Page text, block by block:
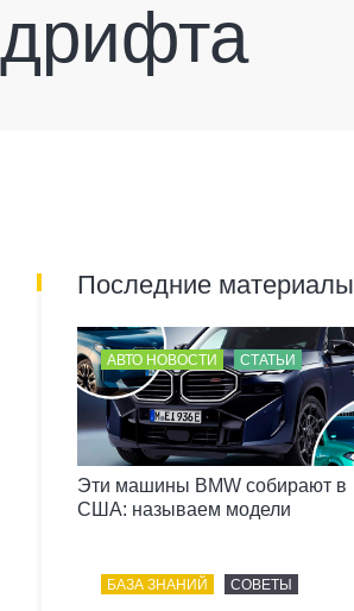
Последние материалы
АВТО НОВОСТИ СТАТЬИ
Эти машины BMW собирают в
США: называем модели
БАЗА ЗНАНИЙ СОВЕТЫ